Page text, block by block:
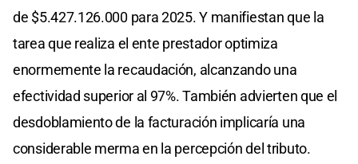
de $5.427.126.000 para 2025. Y manifiestan que la
tarea que realiza el ente prestador optimiza
enormemente la recaudación, alcanzando una
efectividad superior al 97%. También advierten que el
desdoblamiento de la facturación implicaría una
considerable merma en la percepción del tributo.